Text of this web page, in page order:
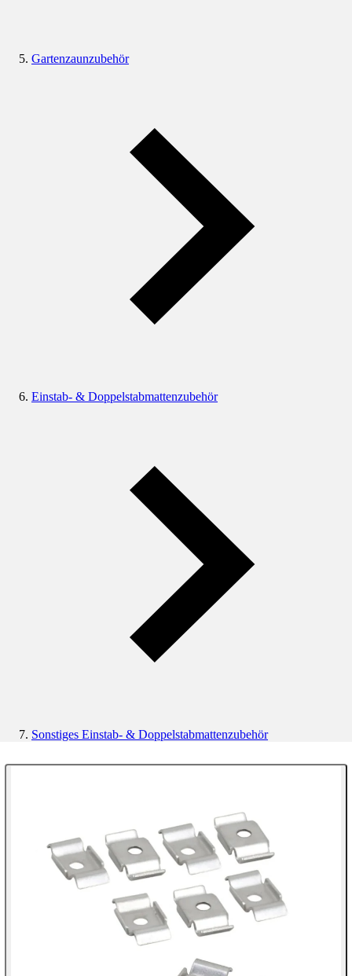
Gartenzaunzubehör
Einstab- & Doppelstabmattenzubehör
Sonstiges Einstab- & Doppelstabmattenzubehör